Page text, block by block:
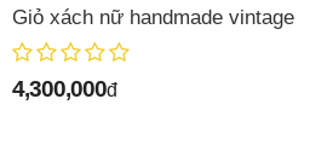
Giỏ xách nữ handmade vintage
4,300,000đ